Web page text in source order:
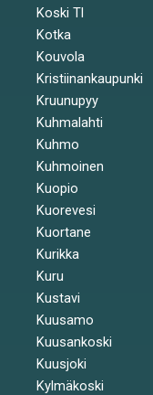
Koski Tl
Kotka
Kouvola
Kristiinankaupunki
Kruunupyy
Kuhmalahti
Kuhmo
Kuhmoinen
Kuopio
Kuorevesi
Kuortane
Kurikka
Kuru
Kustavi
Kuusamo
Kuusankoski
Kuusjoki
Kylmäkoski